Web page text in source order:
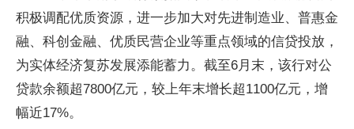
积极调配优质资源，进一步加大对先进制造业、普惠金
融、科创金融、优质民营企业等重点领域的信贷投放，
为实体经济复苏发展添能蓄力。截至6月末，该行对公
贷款余额超7800亿元，较上年末增长超1100亿元，增
幅近17%。